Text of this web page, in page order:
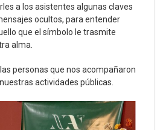
a los asistentes algunas claves
ocultos, para entender
que el símbolo le trasmite
alma.
personas que nos acompañaron
actividades públicas.